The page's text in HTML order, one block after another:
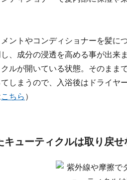
ントやコンディショナーを髪に
、成分の浸透を高める事が出来
ルが開いている状態。そのまま
しまうので、入浴後はドライヤ
こちら ）
キューティクルは取り戻せ